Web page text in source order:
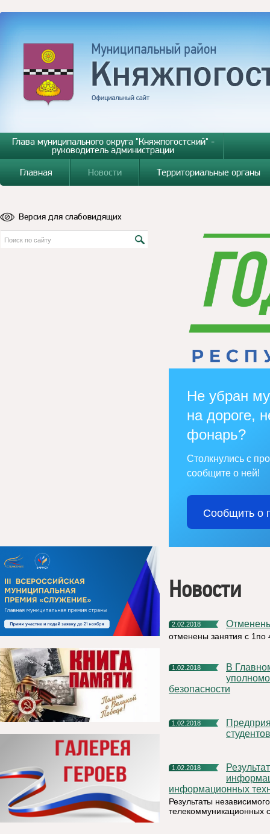
Глава муниципального округа "Княжпогостский" -
руководитель администрации
Главная
Новости Территориальные органы
Версия для слабовидящих
Не убран
на дороге,
фонарь?
Столкнулись с
сообщите о ней!
Сообщить о
Новости
2.02.2018
отменены занятия с 1по
1.02.2018
В Главном управлении МЧС России по Коми прошли сборы
безопасности
1.02.2018
Предприятие «Боксит Тимана» приглашает школьников и
1.02.2018
Результаты независимого опроса населения с применением
информационных
Результаты
телекоммуникационных